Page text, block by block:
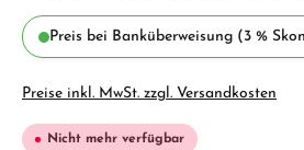
Preis bei Banküberweisung (3 %
Preise inkl. MwSt. zzgl. Versandkosten
Nicht mehr verfügbar